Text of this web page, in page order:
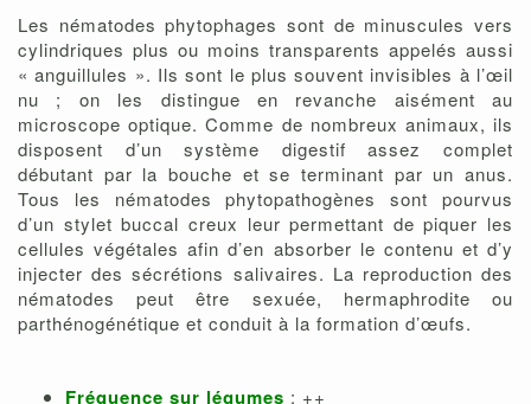
Les nématodes phytophages sont de minuscules vers
cylindriques plus ou moins transparents appelés aussi
« anguillules ». Ils sont le plus souvent invisibles à l’œil
nu ; on les distingue en revanche aisément au
microscope optique. Comme de nombreux animaux, ils
disposent d’un système digestif assez complet
débutant par la bouche et se terminant par un anus.
Tous les nématodes phytopathogènes sont pourvus
d’un stylet buccal creux leur permettant de piquer les
cellules végétales afin d’en absorber le contenu et d’y
injecter des sécrétions salivaires. La reproduction des
nématodes peut être sexuée, hermaphrodite ou
parthénogénétique et conduit à la formation d’œufs.
Fréquence sur légumes : ++